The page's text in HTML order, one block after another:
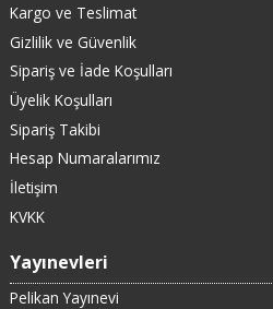
Kargo ve Teslimat
Gizlilik ve Güvenlik
Sipariş ve İade Koşulları
Üyelik Koşulları
Sipariş Takibi
Hesap Numaralarımız
İletişim
KVKK
Yayınevleri
Pelikan Yayınevi